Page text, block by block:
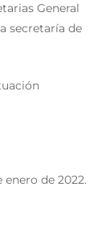
General
secretaría de
enero de 2022.